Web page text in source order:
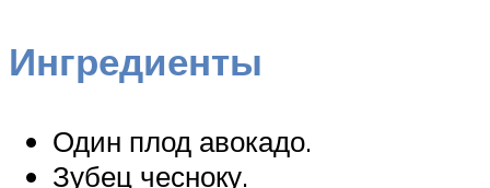
Ингредиенты
Один плод авокадо.
Зубец чесноку.